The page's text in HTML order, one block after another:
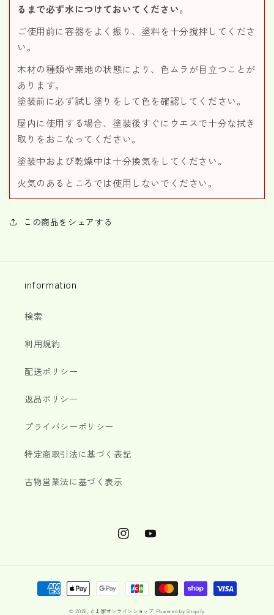
るまで必ず水につけておいてください。
ご使用前に容器をよく振り、塗料を十分撹拌してくださ
い。
木材の種類や素地の状態により、色ムラが目立つことが
あります。
塗装前に必ず試し塗りをして色を確認してください。
屋内に使用する場合、塗装後すぐにウエスで十分な拭き
取りをおこなってください。
塗装中および乾燥中は十分換気をしてください。
火気のあるところでは使用しないでください。
この商品をシェアする
information
検索
利用規約
配送ポリシー
返品ポリシー
プライバシーポリシー
特定商取引法に基づく表記
古物営業法に基づく表示
InstagramYouTube
決
済
© 2026, とよ家オンラインショップ Powered by Shopify